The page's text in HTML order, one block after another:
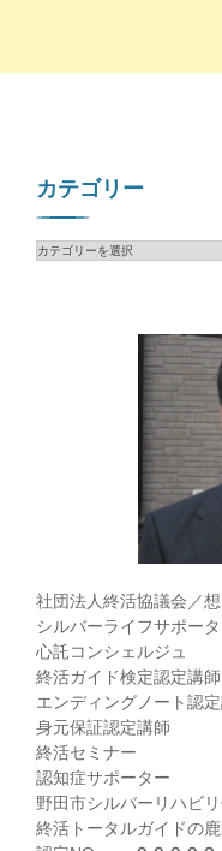
カテゴリー
カ
社団法人終活協議会／
シルバーライフサポー
心託コンシェルジュ
終活ガイド検定認定講師
エンディングノート認
身元保証認定講師
終活セミナー
認知症サポーター
野田市シルバーリハビ
終活トータルガイドの鹿